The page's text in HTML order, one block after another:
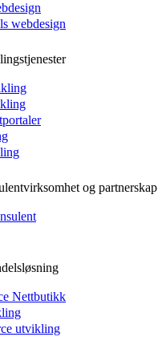
webdesign
og partnerskap
Nettbutikk
utvikling